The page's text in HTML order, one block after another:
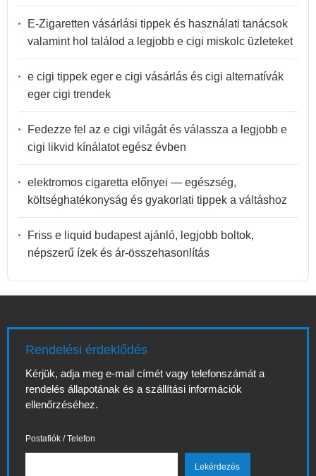
E-Zigaretten vásárlási tippek és használati tanácsok
valamint hol találod a legjobb e cigi miskolc üzleteket
e cigi tippek eger e cigi vásárlás és cigi alternatívák
eger cigi trendek
Fedezze fel az e cigi világát és válassza a legjobb e
cigi likvid kínálatot egész évben
elektromos cigaretta előnyei — egészség,
költséghatékonyság és gyakorlati tippek a váltáshoz
Friss e liquid budapest ajánló, legjobb boltok,
népszerű ízek és ár-összehasonlítás
Rendelési érdeklődés
Kérjük, adja meg e-mail címét vagy telefonszámát a
rendelés állapotának és a szállítási információk
ellenőrzéséhez.
Postafiók / Telefon